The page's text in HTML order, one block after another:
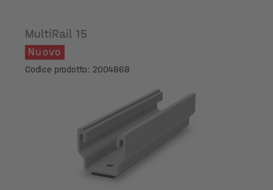
MultiRail 15
Nuovo
Codice prodotto: 2004868